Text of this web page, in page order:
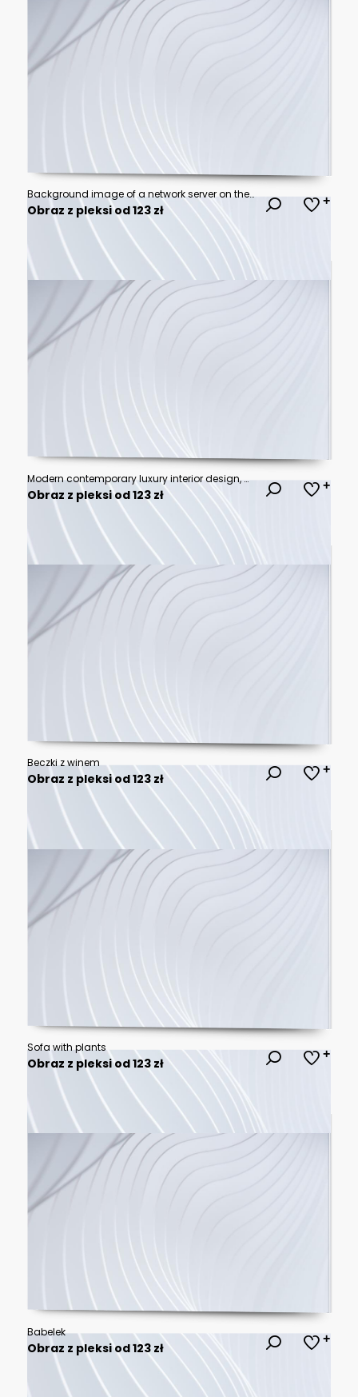
Background image of a network server on the internet of things, rendering 3D illustration, data deep learning, robot and artificial intelligence, neuron brain plexus, futuristic connection, digital
Obraz z pleksi od 123 zł
Modern contemporary luxury interior design, a combination of dark wall color and furniture . 3d rendering of the dining room, generative AI
Obraz z pleksi od 123 zł
Beczki z winem
Obraz z pleksi od 123 zł
Sofa with plants
Obraz z pleksi od 123 zł
Babelek
Obraz z pleksi od 123 zł